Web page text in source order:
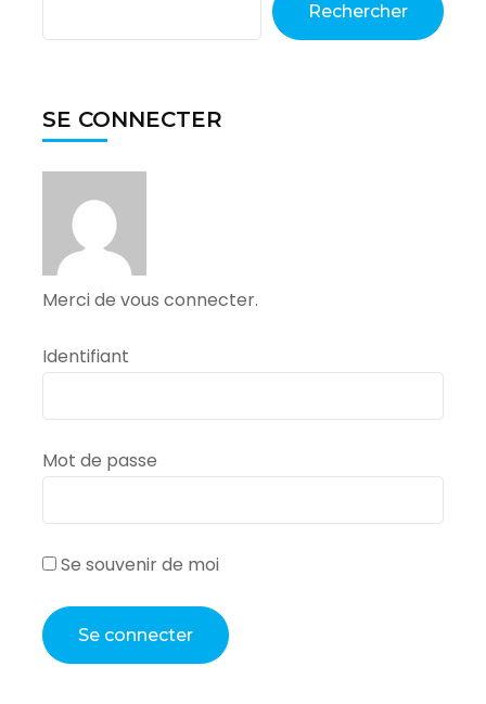
Rechercher
SE CONNECTER
Merci de vous connecter.
Identifiant
Mot de passe
Se souvenir de moi